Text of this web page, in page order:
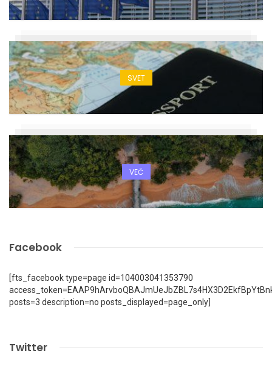
SVET
VEČ
Facebook
[fts_facebook type=page id=104003041353790
posts=3 description=no posts_displayed=page_only]
Twitter